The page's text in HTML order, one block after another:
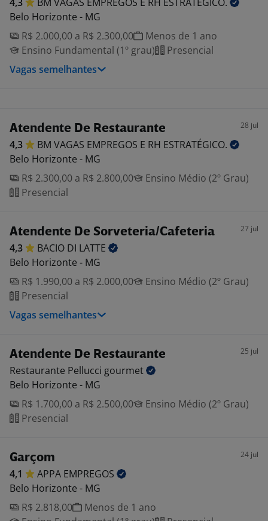
Belo Horizonte - MG
R$ 2.000,00 a R$ 2.300,00
Menos de 1 ano
Ensino Fundamental (1º grau)
Presencial
Vagas semelhantes
Atendente De Restaurante 28 jul
4,3 BM VAGAS EMPREGOS E RH ESTRATÉGICO.
Belo Horizonte - MG
R$ 2.300,00 a R$ 2.800,00
Ensino Médio (2º Grau)
Presencial
Atendente De Sorveteria/Cafeteria 27 jul
4,3 BACIO DI LATTE
Belo Horizonte - MG
R$ 1.990,00 a R$ 2.000,00
Ensino Médio (2º Grau)
Presencial
Vagas semelhantes
Atendente De Restaurante 25 jul
Restaurante Pellucci gourmet
Belo Horizonte - MG
R$ 1.700,00 a R$ 2.500,00
Ensino Médio (2º Grau)
Presencial
Garçom 24 jul
4,1 APPA EMPREGOS
Belo Horizonte - MG
R$ 2.818,00
Menos de 1 ano